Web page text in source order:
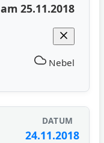
am 25.11.2018
Nebel
24.11.2018